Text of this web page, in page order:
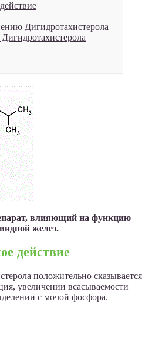
Дигидротахистерола
влияющий на функцию
желез.
действие
положительно сказывается
увеличении всасываемости
с мочой фосфора.